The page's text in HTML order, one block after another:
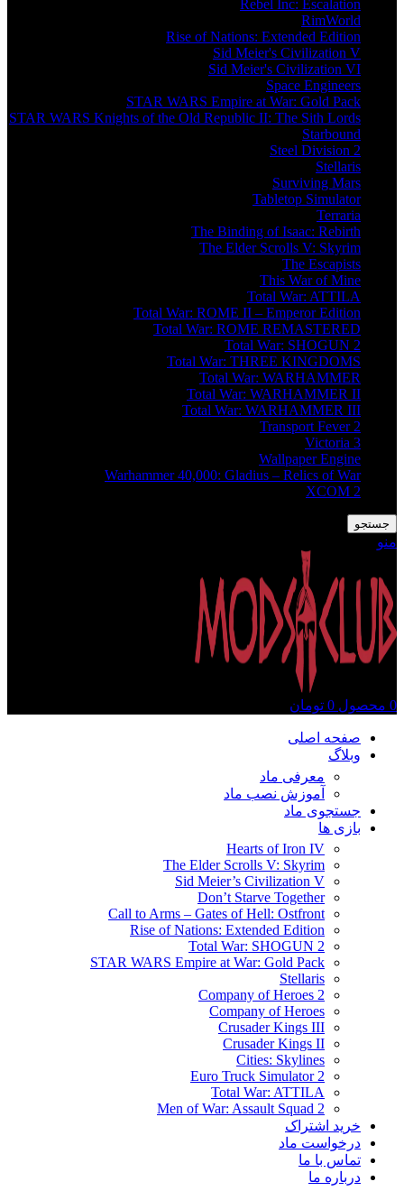
Rebel Inc: Escalation
RimWorld
Rise of Nations: Extended Edition
Sid Meier's Civilization V
Sid Meier's Civilization VI
Space Engineers
STAR WARS Empire at War: Gold Pack
STAR WARS Knights of the Old Republic II: The Sith Lords
Starbound
Steel Division 2
Stellaris
Surviving Mars
Tabletop Simulator
Terraria
The Binding of Isaac: Rebirth
The Elder Scrolls V: Skyrim
The Escapists
This War of Mine
Total War: ATTILA
Total War: ROME II – Emperor Edition
Total War: ROME REMASTERED
Total War: SHOGUN 2
Total War: THREE KINGDOMS
Total War: WARHAMMER
Total War: WARHAMMER II
Total War: WARHAMMER III
Transport Fever 2
Victoria 3
Wallpaper Engine
Warhammer 40,000: Gladius – Relics of War
XCOM 2
جستجو
منو
0 محصول 0 تومان
صفحه اصلی
وبلاگ
معرفی ماد
آموزش نصب ماد
جستجوی ماد
بازی ها
Hearts of Iron IV
The Elder Scrolls V: Skyrim
Sid Meier’s Civilization V
Don’t Starve Together
Call to Arms – Gates of Hell: Ostfront
Rise of Nations: Extended Edition
Total War: SHOGUN 2
STAR WARS Empire at War: Gold Pack
Stellaris
Company of Heroes 2
Company of Heroes
Crusader Kings III
Crusader Kings II
Cities: Skylines
Euro Truck Simulator 2
Total War: ATTILA
Men of War: Assault Squad 2
خرید اشتراک
درخواست ماد
تماس با ما
درباره ما